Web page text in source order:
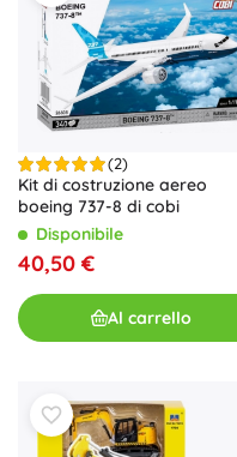
(2)
Kit di costruzione aereo
boeing 737-8 di cobi
Disponibile
40,50 €
Al carrello